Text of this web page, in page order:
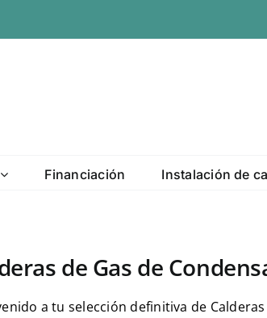
Financiación Instalación de
de Gas de
a tu selección definitiva de